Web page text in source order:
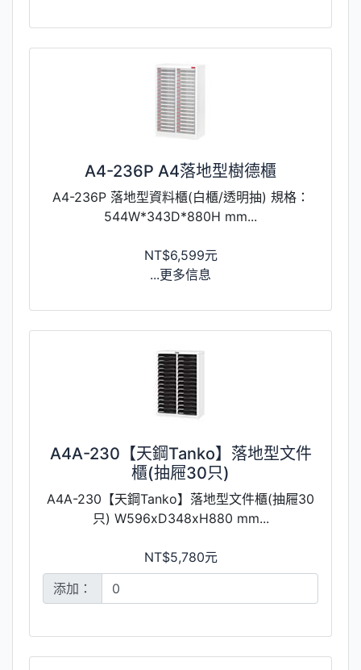
A4-236P A4落地型樹德櫃
A4-236P 落地型資料櫃(白櫃/透明抽) 規格：
544W*343D*880H mm...
NT$6,599元
...更多信息
A4A-230【天鋼Tanko】落地型文件
櫃(抽屜30只)
A4A-230【天鋼Tanko】落地型文件櫃(抽屜30
只) W596xD348xH880 mm...
NT$5,780元
添加：